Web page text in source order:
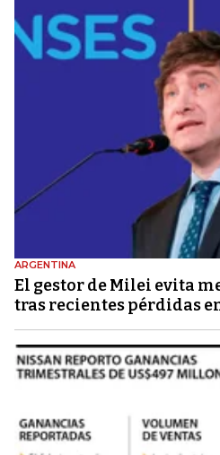
ARGENTINA
El gestor de Milei evita
tras recientes pérdidas